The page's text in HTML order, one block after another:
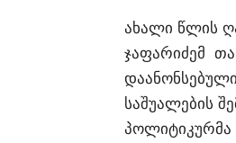
ახალი წლის
ჯაფარიძემ
საშუალების
პოლიტიკურმა